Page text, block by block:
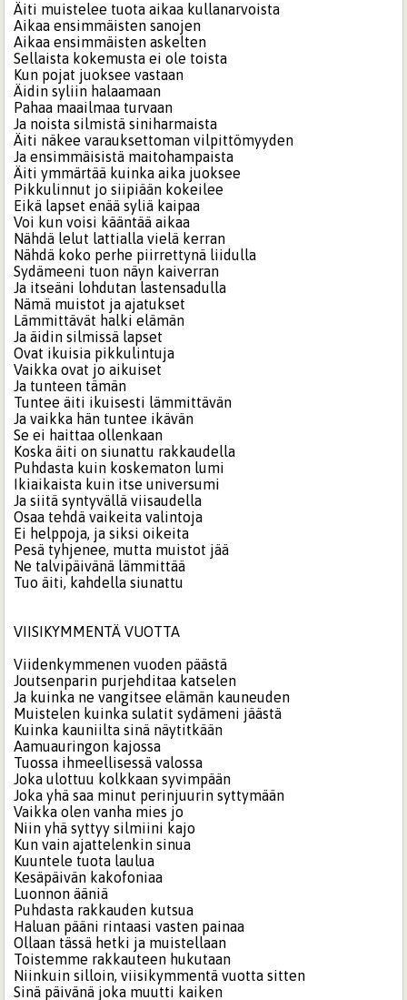
Äiti muistelee tuota aikaa kullanarvoista
Aikaa ensimmäisten sanojen
Aikaa ensimmäisten askelten
Sellaista kokemusta ei ole toista
Kun pojat juoksee vastaan
Äidin syliin halaamaan
Pahaa maailmaa turvaan
Ja noista silmistä siniharmaista
Äiti näkee varauksettoman vilpittömyyden
Ja ensimmäisistä maitohampaista
Äiti ymmärtää kuinka aika juoksee
Pikkulinnut jo siipiään kokeilee
Eikä lapset enää syliä kaipaa
Voi kun voisi kääntää aikaa
Nähdä lelut lattialla vielä kerran
Nähdä koko perhe piirrettynä liidulla
Sydämeeni tuon näyn kaiverran
Ja itseäni lohdutan lastensadulla
Nämä muistot ja ajatukset
Lämmittävät halki elämän
Ja äidin silmissä lapset
Ovat ikuisia pikkulintuja
Vaikka ovat jo aikuiset
Ja tunteen tämän
Tuntee äiti ikuisesti lämmittävän
Ja vaikka hän tuntee ikävän
Se ei haittaa ollenkaan
Koska äiti on siunattu rakkaudella
Puhdasta kuin koskematon lumi
Ikiaikaista kuin itse universumi
Ja siitä syntyvällä viisaudella
Osaa tehdä vaikeita valintoja
Ei helppoja, ja siksi oikeita
Pesä tyhjenee, mutta muistot jää
Ne talvipäivänä lämmittää
Tuo äiti, kahdella siunattu
VIISIKYMMENTÄ VUOTTA
Viidenkymmenen vuoden päästä
Joutsenparin purjehditaa katselen
Ja kuinka ne vangitsee elämän kauneuden
Muistelen kuinka sulatit sydämeni jäästä
Kuinka kauniilta sinä näytitkään
Aamuauringon kajossa
Tuossa ihmeellisessä valossa
Joka ulottuu kolkkaan syvimpään
Joka yhä saa minut perinjuurin syttymään
Vaikka olen vanha mies jo
Niin yhä syttyy silmiini kajo
Kun vain ajattelenkin sinua
Kuuntele tuota laulua
Kesäpäivän kakofoniaa
Luonnon ääniä
Puhdasta rakkauden kutsua
Haluan pääni rintaasi vasten painaa
Ollaan tässä hetki ja muistellaan
Toistemme rakkauteen hukutaan
Niinkuin silloin, viisikymmentä vuotta sitten
Sinä päivänä joka muutti kaiken